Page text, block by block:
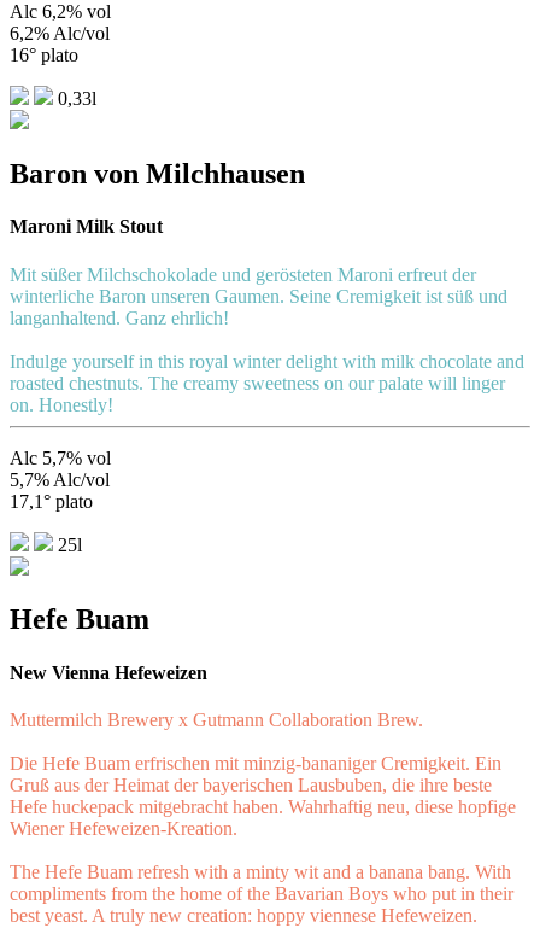
Alc 6,2% vol
6,2% Alc/vol
16° plato
0,33l
Baron von Milchhausen
Maroni Milk Stout
Mit süßer Milchschokolade und gerösteten Maroni erfreut der
winterliche Baron unseren Gaumen. Seine Cremigkeit ist süß und
langanhaltend. Ganz ehrlich!
Indulge yourself in this royal winter delight with milk chocolate and
roasted chestnuts. The creamy sweetness on our palate will linger
on. Honestly!
Alc 5,7% vol
5,7% Alc/vol
17,1° plato
25l
Hefe Buam
New Vienna Hefeweizen
Muttermilch Brewery x Gutmann Collaboration Brew.
Die Hefe Buam erfrischen mit minzig-bananiger Cremigkeit. Ein
Gruß aus der Heimat der bayerischen Lausbuben, die ihre beste
Hefe huckepack mitgebracht haben. Wahrhaftig neu, diese hopfige
Wiener Hefeweizen-Kreation.
The Hefe Buam refresh with a minty wit and a banana bang. With
compliments from the home of the Bavarian Boys who put in their
best yeast. A truly new creation: hoppy viennese Hefeweizen.